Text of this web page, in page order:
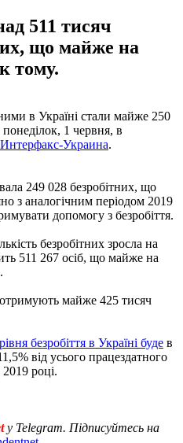
511 тисяч
що майже на
тому.
в Україні стали майже 250
1 червня, в
Интерфакс-Украина.
249 028 безробітних, що
з аналогічним періодом 2019
допомогу з безробіття.
безробітних зросла на
511 267 осіб, що майже на
майже 425 тисяч
безробіття в Україні буде в
від усього працездатного
році.
у Telegram. Підписуйтесь на